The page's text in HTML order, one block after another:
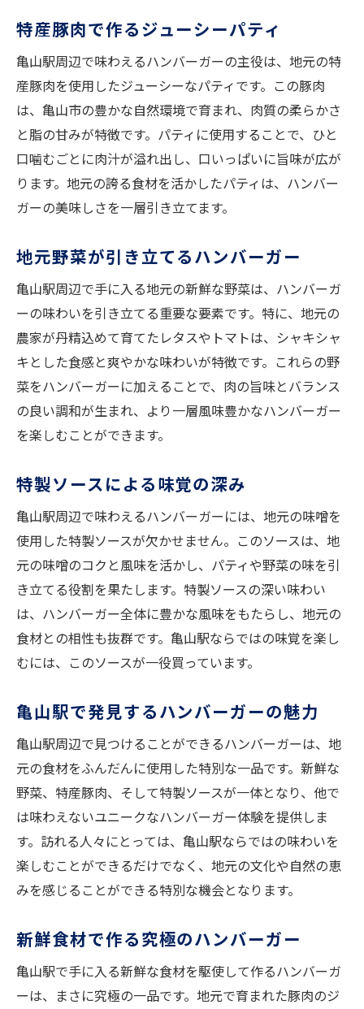
特産豚肉で作るジューシーパティ
亀山駅周辺で味わえるハンバーガーの主役は、地元の特
産豚肉を使用したジューシーなパティです。この豚肉
は、亀山市の豊かな自然環境で育まれ、肉質の柔らかさ
と脂の甘みが特徴です。パティに使用することで、ひと
口噛むごとに肉汁が溢れ出し、口いっぱいに旨味が広が
ります。地元の誇る食材を活かしたパティは、ハンバー
ガーの美味しさを一層引き立てます。
地元野菜が引き立てるハンバーガー
亀山駅周辺で手に入る地元の新鮮な野菜は、ハンバーガ
ーの味わいを引き立てる重要な要素です。特に、地元の
農家が丹精込めて育てたレタスやトマトは、シャキシャ
キとした食感と爽やかな味わいが特徴です。これらの野
菜をハンバーガーに加えることで、肉の旨味とバランス
の良い調和が生まれ、より一層風味豊かなハンバーガー
を楽しむことができます。
特製ソースによる味覚の深み
亀山駅周辺で味わえるハンバーガーには、地元の味噌を
使用した特製ソースが欠かせません。このソースは、地
元の味噌のコクと風味を活かし、パティや野菜の味を引
き立てる役割を果たします。特製ソースの深い味わい
は、ハンバーガー全体に豊かな風味をもたらし、地元の
食材との相性も抜群です。亀山駅ならではの味覚を楽し
むには、このソースが一役買っています。
亀山駅で発見するハンバーガーの魅力
亀山駅周辺で見つけることができるハンバーガーは、地
元の食材をふんだんに使用した特別な一品です。新鮮な
野菜、特産豚肉、そして特製ソースが一体となり、他で
は味わえないユニークなハンバーガー体験を提供しま
す。訪れる人々にとっては、亀山駅ならではの味わいを
楽しむことができるだけでなく、地元の文化や自然の恵
みを感じることができる特別な機会となります。
新鮮食材で作る究極のハンバーガー
亀山駅で手に入る新鮮な食材を駆使して作るハンバーガ
ーは、まさに究極の一品です。地元で育まれた豚肉のジ